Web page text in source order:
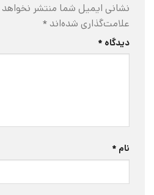
نشانی ایمیل شما منتشر
علامت‌گذاری شده‌اند *
دیدگاه *
نام *